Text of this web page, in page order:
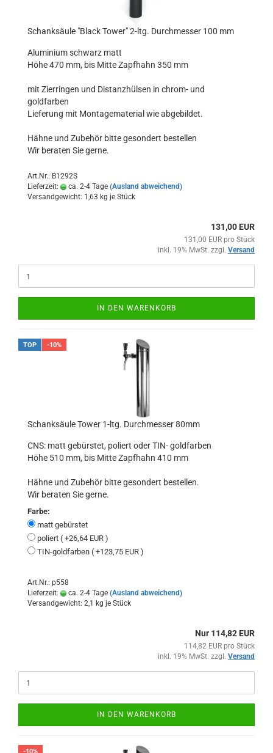
Schanksäule "Black Tower" 2-ltg. Durchmesser 100 mm
Aluminium schwarz matt
Höhe 470 mm, bis Mitte Zapfhahn 350 mm
mit Zierringen und Distanzhülsen in chrom- und
goldfarben
Lieferung mit Montagematerial wie abgebildet.
Hähne und Zubehör bitte gesondert bestellen
Wir beraten Sie gerne.
Art.Nr.: B1292S
Lieferzeit:
ca. 2-4 Tage (Ausland abweichend)
Versandgewicht: 1,63 kg je Stück
131,00 EUR
131,00 EUR pro Stück
inkl. 19% MwSt. zzgl. Versand
IN DEN WARENKORB
TOP -10%
Schanksäule Tower 1-ltg. Durchmesser 80mm
CNS: matt gebürstet, poliert oder TIN- goldfarben
Höhe 510 mm, bis Mitte Zapfhahn 410 mm
Hähne und Zubehör bitte gesondert bestellen.
Wir beraten Sie gerne.
Farbe:
matt gebürstet
poliert ( +26,64 EUR )
TIN-goldfarben ( +123,75 EUR )
Art.Nr.: p558
Lieferzeit:
ca. 2-4 Tage (Ausland abweichend)
Versandgewicht: 2,1 kg je Stück
Nur 114,82 EUR
114,82 EUR pro Stück
inkl. 19% MwSt. zzgl. Versand
IN DEN WARENKORB